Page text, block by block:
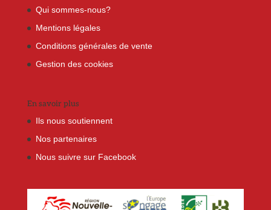
Qui sommes-nous?
Mentions légales
Conditions générales de vente
Gestion des cookies
En savoir plus
Ils nous soutiennent
Nos partenaires
Nous suivre sur Facebook